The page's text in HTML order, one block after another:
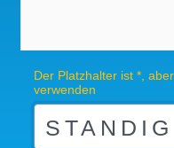
Der Platzhalter ist *,
verwenden